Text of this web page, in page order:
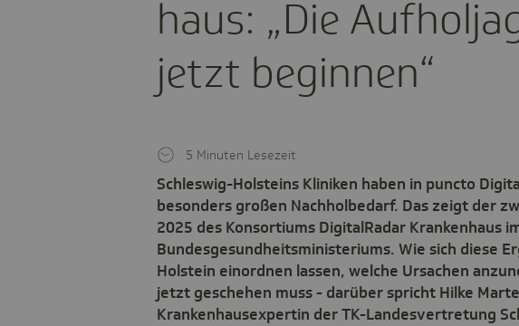
haus: „Die
jetzt begin­nen“
Schleswig-Holsteins Kliniken haben in puncto
besonders großen Nachholbedarf. Das zeigt der
2025 des Konsortiums DigitalRadar Krankenhaus
Bundesgesundheitsministeriums. Wie sich diese
Holstein einordnen lassen, welche Ursachen
jetzt geschehen muss - darüber spricht Hilke
Krankenhausexpertin der TK-Landesvertretung
5 Minuten Lesezeit